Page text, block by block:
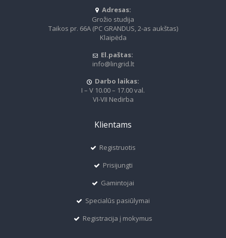
Adresas:
Grožio studija
Taikos pr. 66A (PC GRANDUS, 2-as aukštas)
Klaipėda
El.paštas:
info@lingrid.lt
Darbo laikas:
I – V 10.00 – 17.00 val.
VI-VII Nedirba
Klientams
Registruotis
Prisijungti
Gamintojai
Specialūs pasiūlymai
Registracija į mokymus